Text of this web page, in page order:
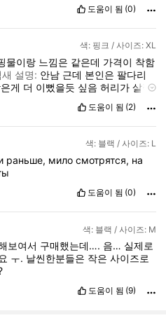
도움이 됨 (0)
색: 핑크 / 사이즈: XL
물이랑 느낌은 같은데 가격이 착함
새 설명: 안남 근데 본인은팔다리
게 더 이뻤을듯 싶음허리가살짝
도움이 됨 (2)
색: 블랙 / 사이즈: L
раньше, мило смотрятся, на
도움이 됨 (0)
색: 블랙 / 사이즈: M
보여서 구매했는데…. 음… 실제로
ㅜ. 날씬한분들은 작은사이즈로
도움이 됨 (9)